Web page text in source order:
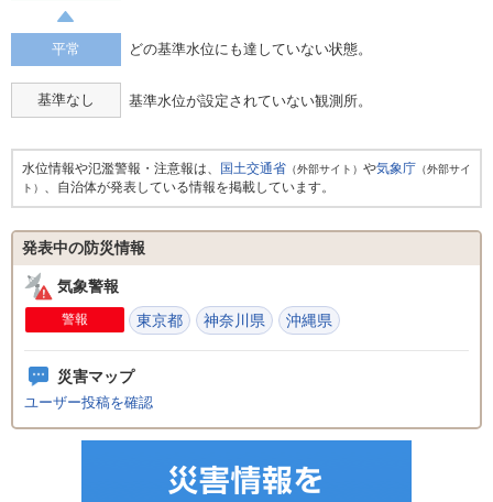
平常 どの基準水位にも達していない状態。
基準なし 基準水位が設定されていない観測所。
水位情報や氾濫警報・注意報は、 国土交通省 （外部サイト） や気象庁 （外部サイ
ト） 、自治体が発表している情報を掲載しています。
発表中の防災情報
気象警報
警報 東京都 神奈川県 沖縄県
災害マップ
ユーザー投稿を確認